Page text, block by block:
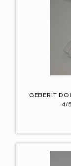
GEBERIT
4/